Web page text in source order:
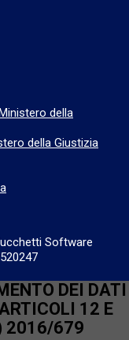
della
della Giustizia
Software
DEI DATI
12 E
2016/679